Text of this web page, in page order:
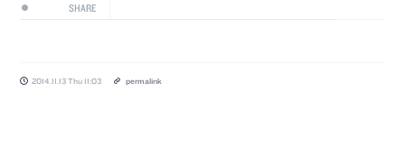
SHARE
2014.11.13 Thu 11:03 permalink